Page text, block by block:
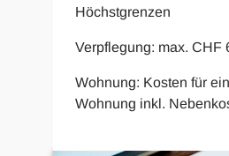
Höchstgrenzen
Verpflegung: max. CHF
Wohnung: Kosten für
Wohnung inkl.